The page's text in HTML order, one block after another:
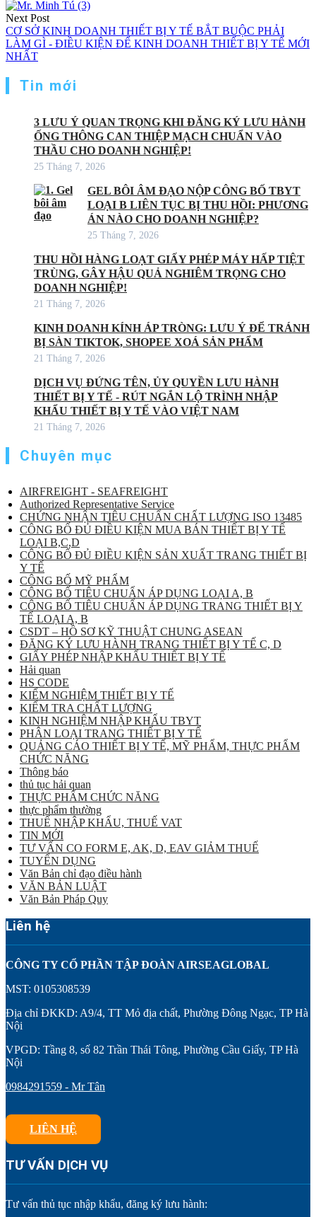
viết
Next Post
CƠ SỞ KINH DOANH THIẾT BỊ Y TẾ BẮT BUỘC PHẢI
LÀM GÌ - ĐIỀU KIỆN ĐỂ KINH DOANH THIẾT BỊ Y TẾ MỚI
NHẤT
Tin mới
3 LƯU Ý QUAN TRỌNG KHI ĐĂNG KÝ LƯU HÀNH
ỐNG THÔNG CAN THIỆP MẠCH CHUẨN VÀO
THẦU CHO DOANH NGHIỆP!
25 Tháng 7, 2026
GEL BÔI ÂM ĐẠO NỘP CÔNG BỐ TBYT
LOẠI B LIÊN TỤC BỊ THU HỒI: PHƯƠNG
ÁN NÀO CHO DOANH NGHIỆP?
25 Tháng 7, 2026
THU HỒI HÀNG LOẠT GIẤY PHÉP MÁY HẤP TIỆT
TRÙNG, GÂY HẬU QUẢ NGHIÊM TRỌNG CHO
DOANH NGHIỆP!
21 Tháng 7, 2026
KINH DOANH KÍNH ÁP TRÒNG: LƯU Ý ĐỂ TRÁNH
BỊ SÀN TIKTOK, SHOPEE XOÁ SẢN PHẨM
21 Tháng 7, 2026
DỊCH VỤ ĐỨNG TÊN, ỦY QUYỀN LƯU HÀNH
THIẾT BỊ Y TẾ - RÚT NGẮN LỘ TRÌNH NHẬP
KHẨU THIẾT BỊ Y TẾ VÀO VIỆT NAM
21 Tháng 7, 2026
Chuyên mục
AIRFREIGHT - SEAFREIGHT
Authorized Representative Service
CHỨNG NHẬN TIÊU CHUẨN CHẤT LƯỢNG ISO 13485
CÔNG BỐ ĐỦ ĐIỀU KIỆN MUA BÁN THIẾT BỊ Y TẾ
LOẠI B,C,D
CÔNG BỐ ĐỦ ĐIỀU KIỆN SẢN XUẤT TRANG THIẾT BỊ
Y TẾ
CÔNG BỐ MỸ PHẨM
CÔNG BỐ TIÊU CHUẨN ÁP DỤNG LOẠI A, B
CÔNG BỐ TIÊU CHUẨN ÁP DỤNG TRANG THIẾT BỊ Y
TẾ LOẠI A, B
CSDT – HỒ SƠ KỸ THUẬT CHUNG ASEAN
ĐĂNG KÝ LƯU HÀNH TRANG THIẾT BỊ Y TẾ C, D
GIẤY PHÉP NHẬP KHẨU THIẾT BỊ Y TẾ
Hải quan
HS CODE
KIỂM NGHIỆM THIẾT BỊ Y TẾ
KIỂM TRA CHẤT LƯỢNG
KINH NGHIỆM NHẬP KHẨU TBYT
PHÂN LOẠI TRANG THIẾT BỊ Y TẾ
QUẢNG CÁO THIẾT BỊ Y TẾ, MỸ PHẨM, THỰC PHẨM
CHỨC NĂNG
Thông báo
thủ tục hải quan
THỰC PHẨM CHỨC NĂNG
thực phẩm thường
THUẾ NHẬP KHẨU, THUẾ VAT
TIN MỚI
TƯ VẤN CO FORM E, AK, D, EAV GIẢM THUẾ
TUYỂN DỤNG
Văn Bản chỉ đạo điều hành
VĂN BẢN LUẬT
Văn Bản Pháp Quy
Liên hệ
CÔNG TY CỔ PHẦN TẬP ĐOÀN AIRSEAGLOBAL
MST: 0105308539
Địa chỉ ĐKKD: A9/4, TT Mỏ địa chất, Phường Đông Ngạc, TP Hà
Nội
VPGD: Tầng 8, số 82 Trần Thái Tông, Phường Cầu Giấy, TP Hà
Nội
0984291559 - Mr Tân
LIÊN HỆ
TƯ VẤN DỊCH VỤ
Tư vấn thủ tục nhập khẩu, đăng ký lưu hành: